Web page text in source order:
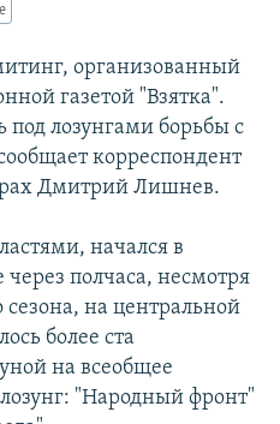
организованный
газетой "Взятка".
лозунгами борьбы с
корреспондент
Дмитрий Лишнев.
начался в
полчаса, несмотря
на центральной
более ста
на всеобщее
"Народный фронт"